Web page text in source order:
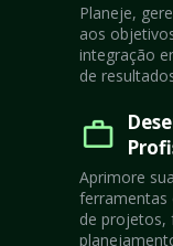
Aprimore
ferramentas
de projetos,
Planeje,
aos
integração
de